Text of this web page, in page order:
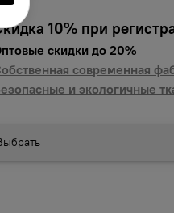
10% при
скидки до 20%
современная
и экологичные